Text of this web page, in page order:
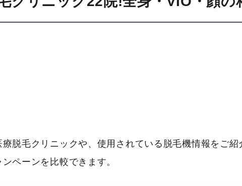
脱毛クリニックや、使用されている脱毛機情報をご
ペーンを比較できます。